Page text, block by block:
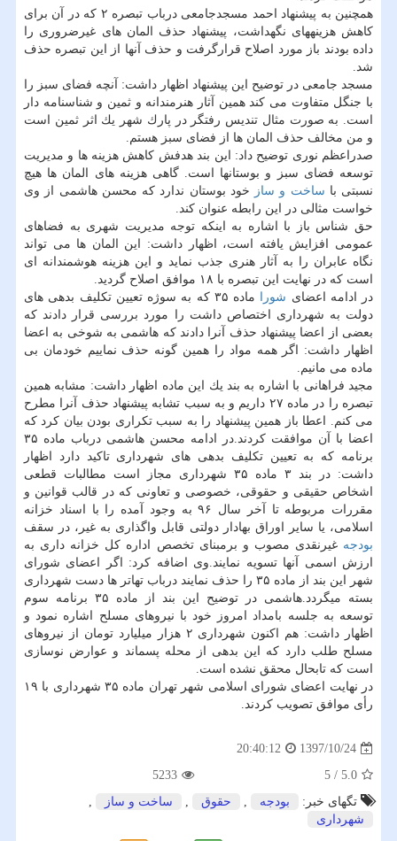
همچنین به پیشنهاد احمد مسجدجامعی درباب تبصره ۲ كه در آن برای
كاهش هزینههای نگهداشت، پیشنهاد حذف المان های غیرضروری را
داده بودند باز مورد اصلاح قرارگرفت و حذف آنها از این تبصره حذف
شد.
مسجد جامعی در توضیح این پیشنهاد اظهار داشت: آنچه فضای سبز را
با جنگل متفاوت می كند همین آثار هنرمندانه و ثمین و شناسنامه دار
است. به صورت مثال تندیس رفتگر در پارك شهر یك اثر ثمین است
و من مخالف حذف المان ها از فضای سبز هستم.
صدراعظم نوری توضیح داد: این بند هدفش كاهش هزینه ها و مدیریت
توسعه فضای سبز و بوستانها است. گاهی هزینه های المان ها هیچ
نسبتی با ساخت و ساز
خود بوستان ندارد كه محسن هاشمی از وی
خواست مثالی در این رابطه عنوان كند.
حق شناس باز با اشاره به اینكه توجه مدیریت شهری به فضاهای
عمومی افزایش یافته است، اظهار داشت: این المان ها می تواند
نگاه عابران را به آثار هنری جذب نماید و این هزینه هوشمندانه ای
است كه در نهایت این تبصره با ۱۸ موافق اصلاح گردید.
در ادامه اعضای شورا
ماده ۳۵ كه به سوژه تعیین تكلیف بدهی های
دولت به شهرداری اختصاص داشت را مورد بررسی قرار دادند كه
بعضی از اعضا پیشنهاد حذف آنرا دادند كه هاشمی به شوخی به اعضا
اظهار داشت: اگر همه مواد را همین گونه حذف نماییم خودمان بی
ماده می مانیم.
مجید فراهانی با اشاره به بند یك این ماده اظهار داشت: مشابه همین
تبصره را در ماده ۲۷ داریم و به سبب تشابه پیشنهاد حذف آنرا مطرح
می كنم. اعطا باز همین پیشنهاد را به سبب تكراری بودن بیان كرد كه
اعضا با آن موافقت كردند.در ادامه محسن هاشمی درباب ماده ۳۵
برنامه كه به تعیین تكلیف بدهی های شهرداری تاكید دارد اظهار
داشت: در بند ۳ ماده ۳۵ شهرداری مجاز است مطالبات قطعی
اشخاص حقیقی و حقوقی، خصوصی و تعاونی كه در قالب قوانین و
مقررات مربوطه تا آخر سال ۹۶ به وجود آمده را با اسناد خزانه
اسلامی، یا سایر اوراق بهادار دولتی قابل واگذاری به غیر، در سقف
بودجه غیرنقدی مصوب و برمبنای تخصص اداره كل خزانه داری به
ارزش اسمی آنها تسویه نمایند.وی اضافه كرد: اگر اعضای شورای
شهر این بند از ماده ۳۵ را حذف نمایند درباب تهاتر ها دست شهرداری
بسته میگردد.هاشمی در توضیح این بند از ماده ۳۵ برنامه سوم
توسعه به جلسه بامداد امروز خود با نیروهای مسلح اشاره نمود و
اظهار داشت: هم اكنون شهرداری ۲ هزار میلیارد تومان از نیروهای
مسلح طلب دارد كه این بدهی از محله پسماند و عوارض نوسازی
است كه تابحال محقق نشده است.
در نهایت اعضای شورای اسلامی شهر تهران ماده ۳۵ شهرداری با ۱۹
رأی موافق تصویب كردند.
1397/10/24
20:40:12
5.0
/
5
5233
تگهای خبر:
بودجه , حقوق , ساخت و ساز
,
شهرداری